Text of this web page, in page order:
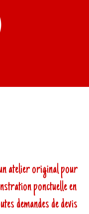
atelier original pour
ponctuelle en
demandes de devis